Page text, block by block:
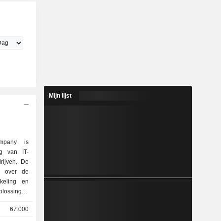
is
van IT-
De
over de
67.000
Mijn lijst